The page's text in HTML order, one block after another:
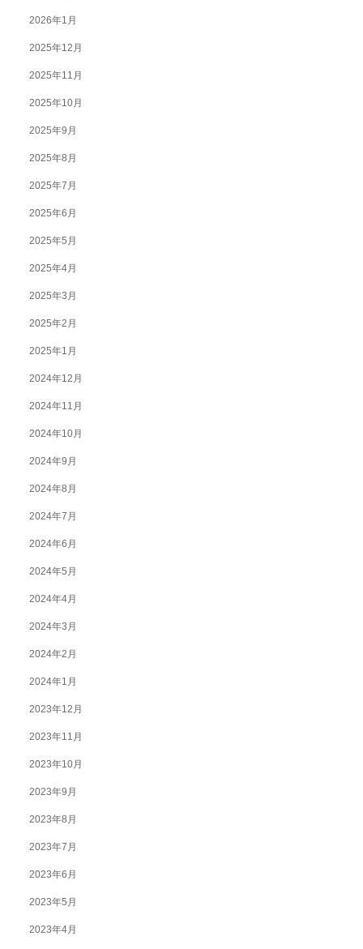
2026年1月
2025年12月
2025年11月
2025年10月
2025年9月
2025年8月
2025年7月
2025年6月
2025年5月
2025年4月
2025年3月
2025年2月
2025年1月
2024年12月
2024年11月
2024年10月
2024年9月
2024年8月
2024年7月
2024年6月
2024年5月
2024年4月
2024年3月
2024年2月
2024年1月
2023年12月
2023年11月
2023年10月
2023年9月
2023年8月
2023年7月
2023年6月
2023年5月
2023年4月